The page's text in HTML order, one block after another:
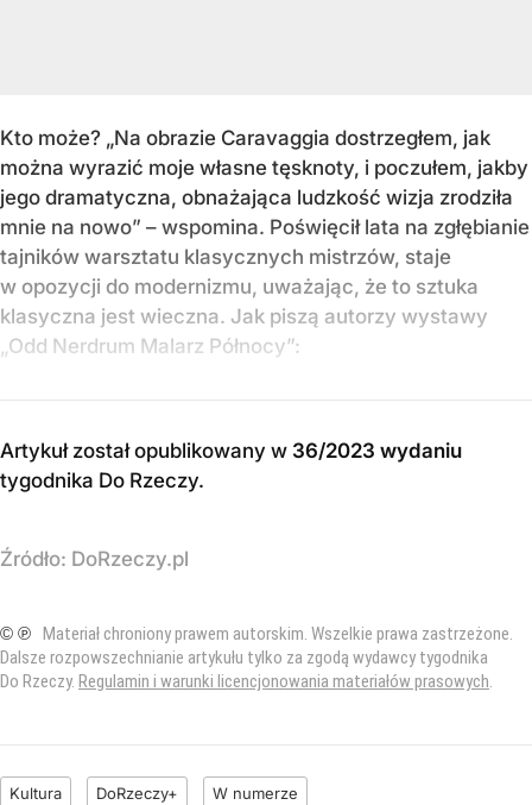
Kto może? „Na obrazie Caravaggia dostrzegłem, jak
można wyrazić moje własne tęsknoty, i poczułem, jakby
jego dramatyczna, obnażająca ludzkość wizja zrodziła
mnie na nowo” – wspomina. Poświęcił lata na zgłębianie
tajników warsztatu klasycznych mistrzów, staje
w opozycji do modernizmu, uważając, że to sztuka
klasyczna jest wieczna. Jak piszą autorzy wystawy
„Odd Nerdrum Malarz Północy”:
Artykuł został opublikowany w 36/2023 wydaniu
tygodnika Do Rzeczy.
Źródło: DoRzeczy.pl
© ℗ Materiał chroniony prawem autorskim. Wszelkie prawa zastrzeżone.
Dalsze rozpowszechnianie artykułu tylko za zgodą wydawcy tygodnika
Do Rzeczy. Regulamin i warunki licencjonowania materiałów prasowych.
Kultura DoRzeczy+ W numerze